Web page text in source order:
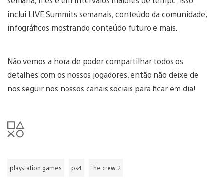
inclui LIVE Summits semanais, conteúdo da comunidade,
infográficos mostrando conteúdo futuro e mais.
Não vemos a hora de poder compartilhar todos os
detalhes com os nossos jogadores, então não deixe de
nos seguir nos nossos canais sociais para ficar em dia!
playstation games ps4 the crew 2